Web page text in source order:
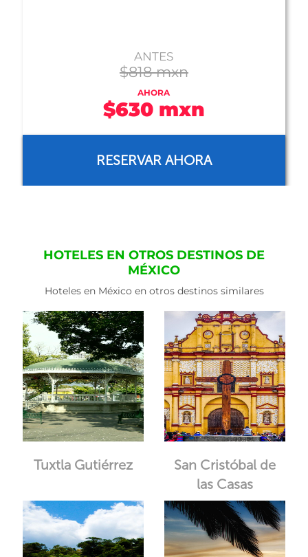
ANTES
$375 mxn
AHORA
$347 mxn
RESERVAR AHORA
HOTELES EN OTROS DESTINOS DE
MÉXICO
Hoteles en México en otros destinos similares
Tuxtla Gutiérrez
San Cristóbal de
las Casas